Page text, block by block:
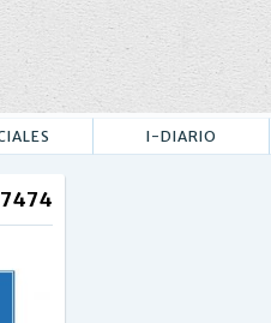
I-DIARIO
7474